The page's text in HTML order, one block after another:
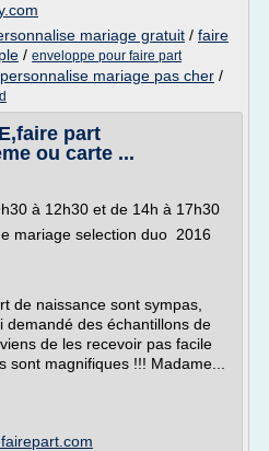
mariage gratuit / faire
/ enveloppe pour faire part
mariage pas cher /
part
ou carte ...
à 12h30 et de 14h à 17h30
mariage selection duo 2016
de naissance sont sympas,
demandé des échantillons de
de les recevoir pas facile
magnifiques !!! Madame...